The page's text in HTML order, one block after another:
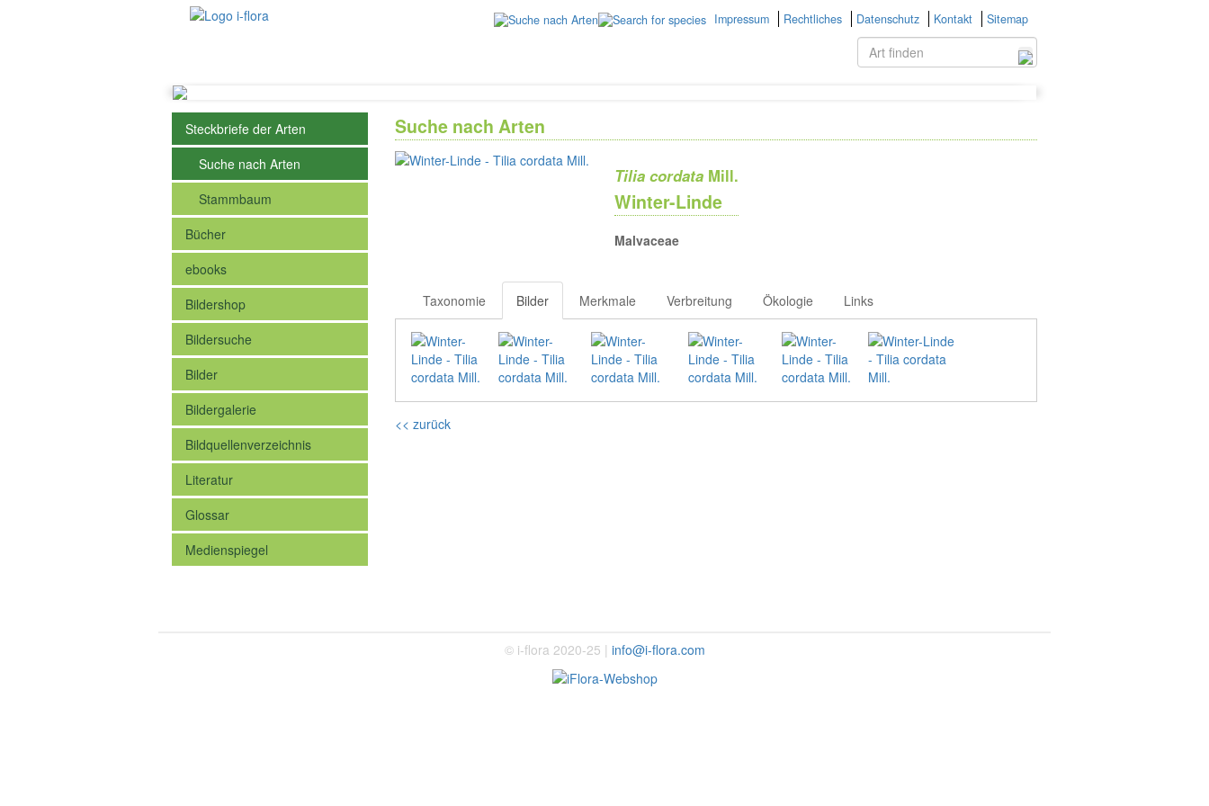
Impressum Rechtliches Datenschutz Kontakt Sitemap
Steckbriefe der Arten
Suche nach Arten
Stammbaum
Bücher
ebooks
Bildershop
Bildersuche
Bilder
Bildergalerie
Bildquellenverzeichnis
Literatur
Glossar
Medienspiegel
Suche nach Arten
Tilia cordata Mill.
Winter-Linde
Malvaceae
Taxonomie Bilder Merkmale Verbreitung Ökologie Links
<< zurück
© i-flora 2020-25 | info@i-flora.com